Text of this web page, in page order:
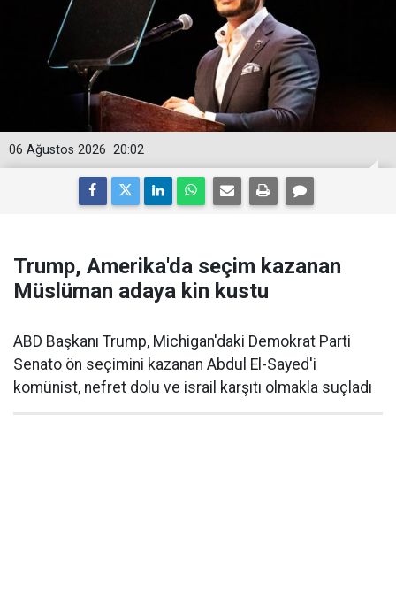
20:02
06 Ağustos 2026
Trump, Amerika'da seçim kazanan
Müslüman adaya kin kustu
ABD Başkanı Trump, Michigan'daki Demokrat Parti
Senato ön seçimini kazanan Abdul El-Sayed'i
komünist, nefret dolu ve israil karşıtı olmakla suçladı